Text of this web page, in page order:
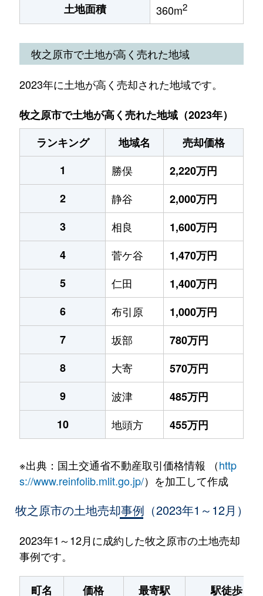
土地面積
360m2
牧之原市で土地が高く売れた地域
2023年に土地が高く売却された地域です。
牧之原市で土地が高く売れた地域（2023年）
ランキング
地域名
売却価格
1
勝俣
2,220万円
2
静谷
2,000万円
3
相良
1,600万円
4
菅ケ谷
1,470万円
5
仁田
1,400万円
6
布引原
1,000万円
7
坂部
780万円
8
大寄
570万円
9
波津
485万円
10
地頭方 455万円
※出典：国土交通省不動産取引価格情報 （http
s://www.reinfolib.mlit.go.jp/）を加工して作成
牧之原市の土地売却事例（2023年1～12月）
2023年1～12月に成約した牧之原市の土地売却
事例です。
町名 価格 最寄駅
駅徒歩